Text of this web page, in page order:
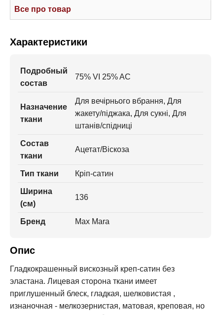
Все про товар
Характеристики
Подробный
состав
75% VI 25% AC
Назначение
ткани
Для вечірнього вбрання, Для
жакету/піджака, Для сукні, Для
штанів/спідниці
Состав
ткани
Ацетат/Віскоза
Тип ткани Кріп-сатин
Ширина
(см)
136
Бренд Max Mara
Опис
Гладкокрашенный вискозный креп-сатин без
эластана. Лицевая сторона ткани имеет
приглушенный блеск, гладкая, шелковистая ,
изнаночная - мелкозернистая, матовая, креповая, но